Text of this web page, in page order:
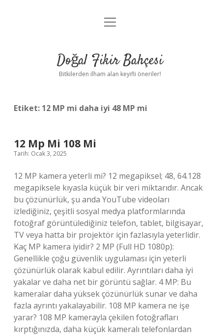
Anasayfa
Yasal Uyarı
menüyü
Doğal Fikir Bahçesi
Bitkilerden ilham alan keyifli öneriler!
Etiket: 12 MP mi daha iyi 48 MP mi
12 Mp Mi 108 Mi
Tarih: Ocak 3, 2025
12 MP kamera yeterli mi? 12 megapiksel; 48, 64.128
megapiksele kıyasla küçük bir veri miktarıdır. Ancak
bu çözünürlük, şu anda YouTube videoları
izlediğiniz, çeşitli sosyal medya platformlarında
fotoğraf görüntülediğiniz telefon, tablet, bilgisayar,
TV veya hatta bir projektör için fazlasıyla yeterlidir.
Kaç MP kamera iyidir? 2 MP (Full HD 1080p):
Genellikle çoğu güvenlik uygulaması için yeterli
çözünürlük olarak kabul edilir. Ayrıntıları daha iyi
yakalar ve daha net bir görüntü sağlar. 4 MP: Bu
kameralar daha yüksek çözünürlük sunar ve daha
fazla ayrıntı yakalayabilir. 108 MP kamera ne işe
yarar? 108 MP kamerayla çekilen fotoğrafları
kırptığınızda, daha küçük kameralı telefonlardan